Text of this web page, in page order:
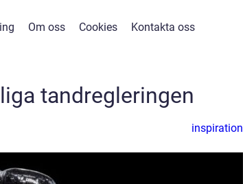
Om oss Cookies Kontakta oss
tandregleringen
inspiration